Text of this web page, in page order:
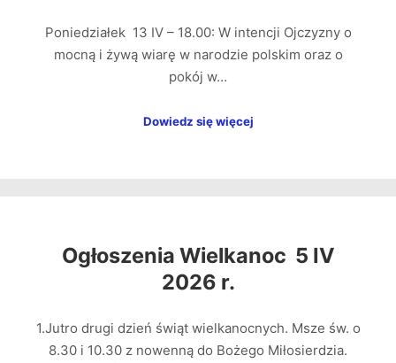
Poniedziałek 13 IV – 18.00: W intencji Ojczyzny o
mocną i żywą wiarę w narodzie polskim oraz o
pokój w…
Dowiedz się więcej
Ogłoszenia Wielkanoc 5 IV
2026 r.
1.Jutro drugi dzień świąt wielkanocnych. Msze św. o
8.30 i 10.30 z nowenną do Bożego Miłosierdzia.